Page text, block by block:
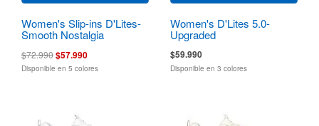
Women's Slip-ins D'Lites-
Smooth Nostalgia
$72.990$57.990
Disponible en 5 colores
Women's D'Lites 5.0-
Upgraded
$59.990
Disponible en 3 colores